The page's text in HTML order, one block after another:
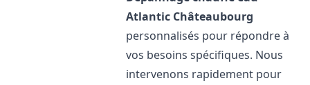
Atlantic Châteaubourg
personnalisés pour répondre à
vos besoins spécifiques. Nous
intervenons rapidement pour